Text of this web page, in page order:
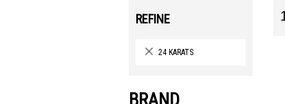
REFINE
24 KARATS